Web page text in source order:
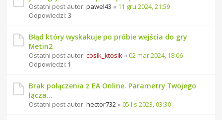
Ostatni post autor: pawel43 « 11 gru 2024, 21:59
Odpowiedzi: 3
Błąd który wyskakuje po próbie wejścia do gry
Metin2
Ostatni post autor: cosik_ktosik « 02 mar 2024, 18:06
Odpowiedzi: 1
Brak połączenia z EA Online. Parametry Twojego
łącza...
Ostatni post autor: hector732 « 05 lis 2023, 03:30